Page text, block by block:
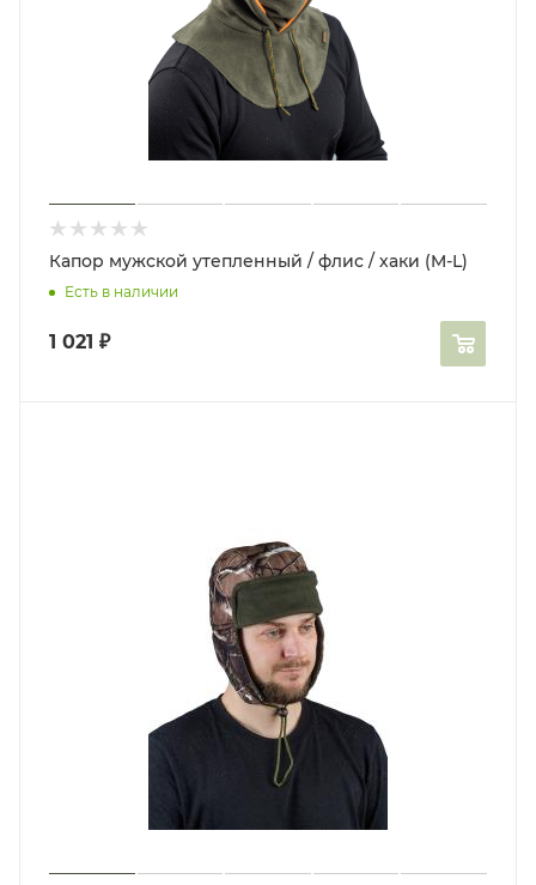
Капор мужской утепленный / флис / хаки (M-L)
Есть в наличии
1 021 ₽